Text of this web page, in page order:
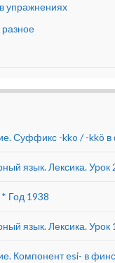
упражнениях
Суффикс -kko / -kkö в
язык. Лексика. Урок
Год 1938
язык. Лексика. Урок
Компонент esi- в